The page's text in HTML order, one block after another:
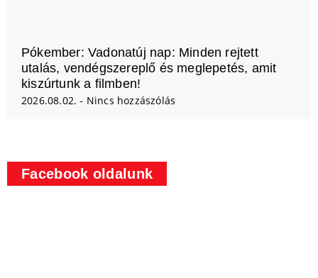
Pókember: Vadonatúj nap: Minden rejtett
utalás, vendégszereplő és meglepetés, amit
kiszúrtunk a filmben!
2026.08.02. Nincs hozzászólás
Facebook oldalunk